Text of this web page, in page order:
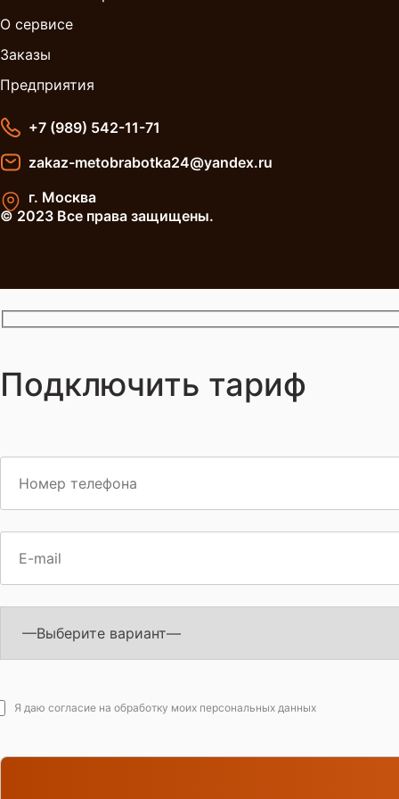
О сервисе
Заказы
Предприятия
+7 (989) 542-11-71
zakaz-metobrabotka24@yandex.ru
г. Москва
© 2023 Все права защищены.
Подключить тариф
Я даю согласие на обработку моих персональных данных